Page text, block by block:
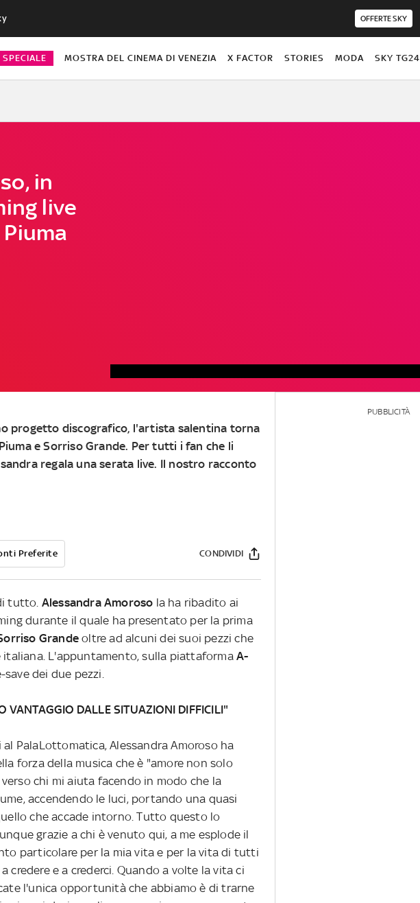
OFFERTE SKY
MOSTRA DEL CINEMA DI VENEZIA X FACTOR STORIES MODA SKY TG24
in
live
progetto discografico, l'artista salentina torna
PiumaeSorriso Grande. Per tutti i fan che li
regala una serata live. Il nostro racconto
Preferite CONDIVIDI
tutto. Alessandra Amoroso la ha ribadito ai
durante il quale ha presentato per la prima
Grande oltre ad alcuni dei suoi pezzi che
L'appuntamento, sulla piattaformaA-
dei due pezzi.
VANTAGGIO DALLE SITUAZIONI DIFFICILI"
PalaLottomatica, Alessandra Amoroso ha
forza della musica che è "amore non solo
chi mi aiuta facendo in modo che la
accendendo le luci, portando una quasi
che accade intorno. Tutto questo lo
grazie a chi è venuto qui, a me esplode il
particolare per la mia vita e per la vita di tutti
credere e a crederci. Quando a volte la vita ci
l'unica opportunità che abbiamo è di trarne
PUBBLICITÀ